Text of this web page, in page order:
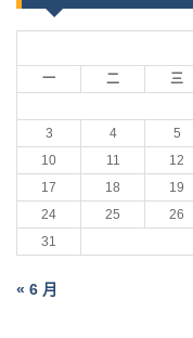
一 二 三
3
4 5
10
11 12
17
18 19
24
25 26
31
« 6 月